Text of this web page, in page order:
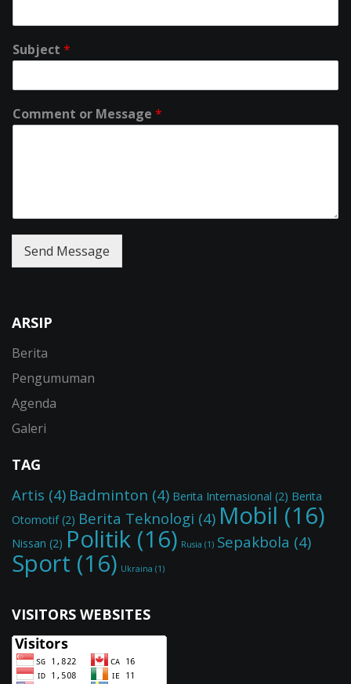
Subject *
Comment or Message *
Send Message
ARSIP
Berita
Pengumuman
Agenda
Galeri
TAG
Artis (4) Badminton (4) Berita Internasional (2) Berita
Otomotif(2) Berita Teknologi (4) Mobil (16)
Nissan (2) Politik (16) Rusia (1) Sepakbola (4)
Sport (16) Ukraina (1)
VISITORS WEBSITES